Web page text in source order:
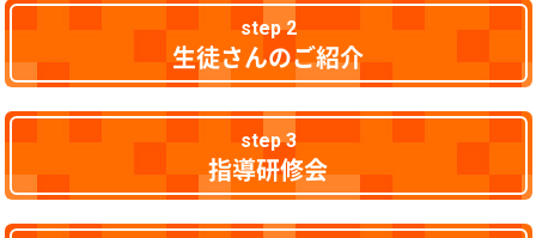
step 2
生徒さんのご紹介
step 3
指導研修会